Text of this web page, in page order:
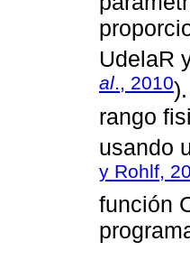
UdelaR
al., 2010
rango
usando
y Rohlf,
función